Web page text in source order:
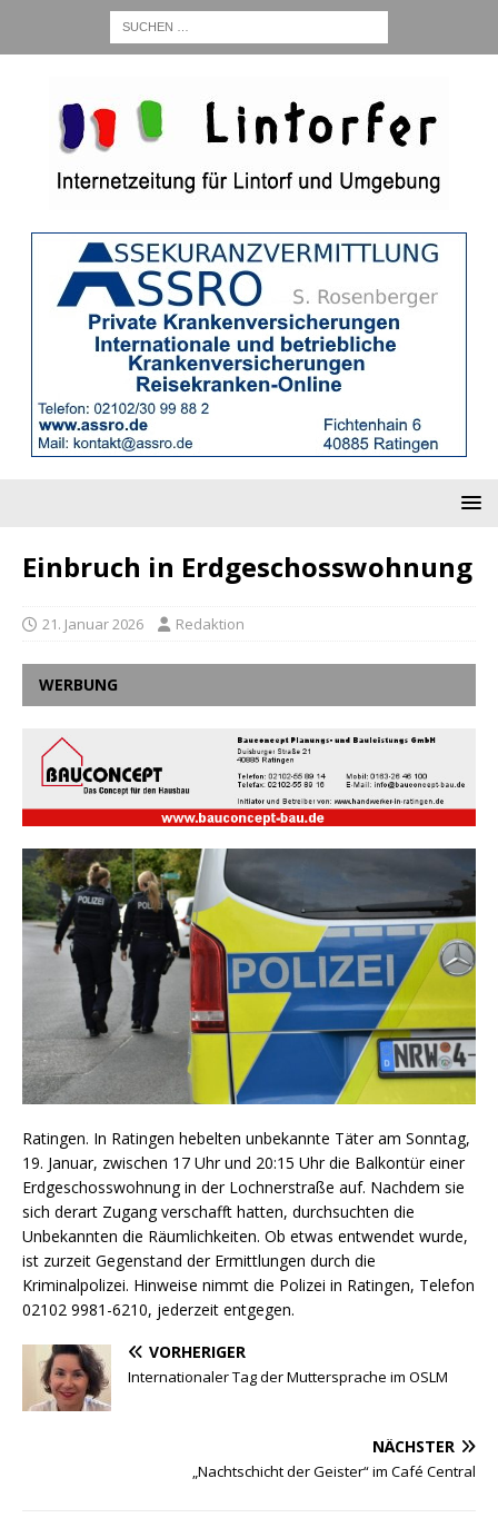
Einbruch in Erdgeschosswohnung
21. Januar 2026 Redaktion
WERBUNG
Ratingen. In Ratingen hebelten unbekannte Täter am Sonntag,
19. Januar, zwischen 17 Uhr und 20:15 Uhr die Balkontür einer
Erdgeschosswohnung in der Lochnerstraße auf. Nachdem sie
sich derart Zugang verschafft hatten, durchsuchten die
Unbekannten die Räumlichkeiten. Ob etwas entwendet wurde,
ist zurzeit Gegenstand der Ermittlungen durch die
Kriminalpolizei. Hinweise nimmt die Polizei in Ratingen, Telefon
02102 9981-6210, jederzeit entgegen.
VORHERIGER
Internationaler Tag der Muttersprache im OSLM
NÄCHSTER
„Nachtschicht der Geister“ im Café Central